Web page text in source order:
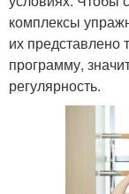
комплексы
их представлено
программу,
регулярность.